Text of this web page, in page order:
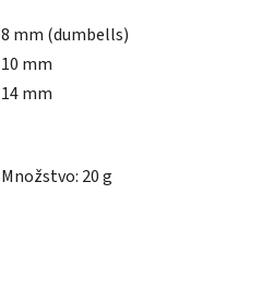
8 mm (dumbells)
10 mm
14 mm
Množstvo: 20 g